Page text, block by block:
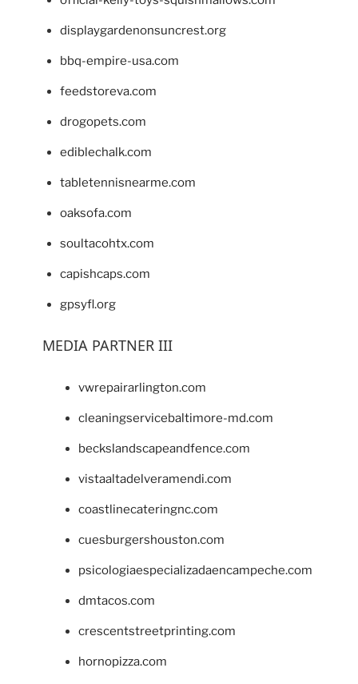
displaygardenonsuncrest.org
bbq-empire-usa.com
feedstoreva.com
drogopets.com
ediblechalk.com
tabletennisnearme.com
oaksofa.com
soultacohtx.com
capishcaps.com
gpsyfl.org
MEDIA PARTNER III
vwrepairarlington.com
cleaningservicebaltimore-md.com
beckslandscapeandfence.com
vistaaltadelveramendi.com
coastlinecateringnc.com
cuesburgershouston.com
psicologiaespecializadaencampeche.com
dmtacos.com
crescentstreetprinting.com
hornopizza.com